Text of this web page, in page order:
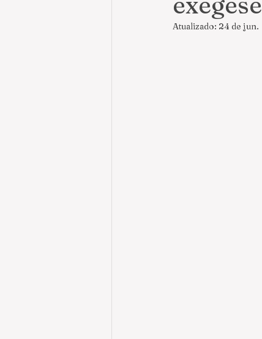
Atualizado: 24 de jun.